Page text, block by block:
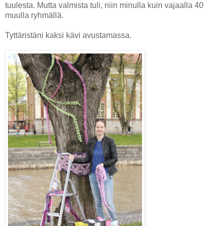
tuulesta. Mutta valmista tuli, niin minulla kuin vajaalla 40
muulla ryhmällä.
Tyttäristäni kaksi kävi avustamassa.